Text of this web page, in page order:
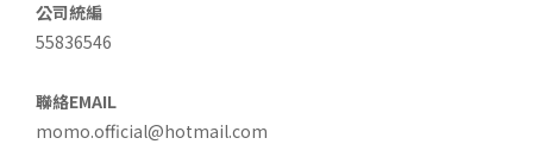
公司統編
55836546
聯絡EMAIL
momo.official@hotmail.com